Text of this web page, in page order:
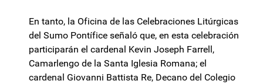
En tanto, la Oficina de las Celebraciones Litúrgicas
del Sumo Pontífice señaló que, en esta celebración
participarán el cardenal Kevin Joseph Farrell,
Camarlengo de la Santa Iglesia Romana; el
cardenal Giovanni Battista Re, Decano del Colegio